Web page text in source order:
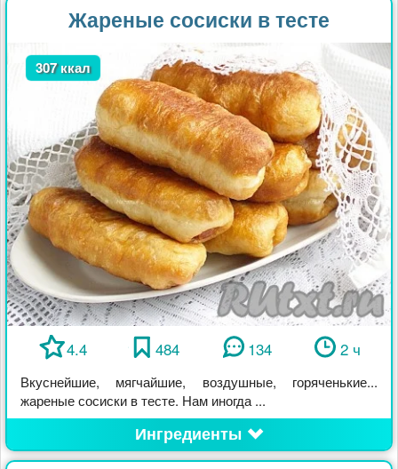
Жареные сосиски в тесте
307 ккал
4.4 484 134 2 ч
Вкуснейшие, мягчайшие, воздушные, горяченькие...
жареные сосиски в тесте. Нам иногда ...
Ингредиенты